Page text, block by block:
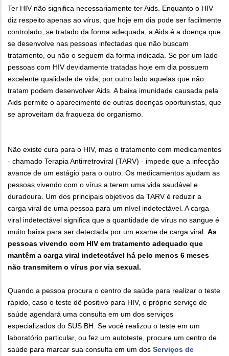
Ter HIV não significa necessariamente ter Aids. Enquanto o HIV
diz respeito apenas ao vírus, que hoje em dia pode ser facilmente
controlado, se tratado da forma adequada, a Aids é a doença que
se desenvolve nas pessoas infectadas que não buscam
tratamento, ou não o seguem da forma indicada. Se por um lado
pessoas com HIV devidamente tratadas hoje em dia possuem
excelente qualidade de vida, por outro lado aquelas que não
tratam podem desenvolver Aids. A baixa imunidade causada pela
Aids permite o aparecimento de outras doenças oportunistas, que
se aproveitam da fraqueza do organismo.
Não existe cura para o HIV, mas o tratamento com medicamentos
- chamado Terapia Antirretroviral (TARV) - impede que a infecção
avance de um estágio para o outro. Os medicamentos ajudam as
pessoas vivendo com o vírus a terem uma vida saudável e
duradoura. Um dos principais objetivos da TARV é reduzir a
carga viral de uma pessoa para um nível indetectável. A carga
viral indetectável significa que a quantidade de vírus no sangue é
muito baixa para ser detectada por um exame de carga viral. As
pessoas vivendo com HIV em tratamento adequado que
mantêm a carga viral indetectável há pelo menos 6 meses
não transmitem o vírus por via sexual.
Quando a pessoa procura o centro de saúde para realizar o teste
rápido, caso o teste dê positivo para HIV, o próprio serviço de
saúde agendará uma consulta em um dos serviços
especializados do SUS BH. Se você realizou o teste em um
laboratório particular, ou fez um autoteste, procure um centro de
saúde para marcar sua consulta em um dos Serviços de